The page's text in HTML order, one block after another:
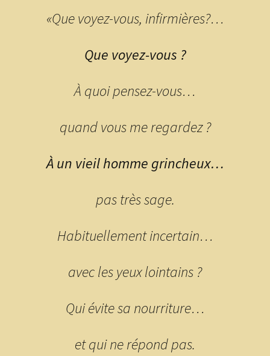
«Que voyez-vous, infirmières?…
Que voyez-vous ?
À quoi pensez-vous…
quand vous me regardez ?
À un vieil homme grincheux…
pas très sage.
Habituellement incertain…
avec les yeux lointains ?
Qui évite sa nourriture…
et qui ne répond pas.